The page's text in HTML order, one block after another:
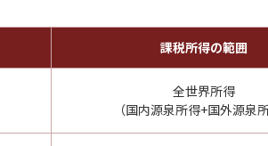
課税所得の範囲
全世界所得
（国内源泉所得+国外源泉所